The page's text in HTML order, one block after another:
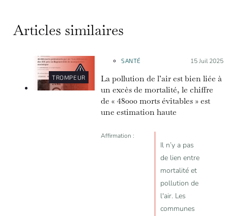
Articles similaires
TROMPEUR
SANTÉ Posté le :
15 Juil 2025
La pollution de l’air est bien liée à
un excès de mortalité, le chiffre
de « 48000 morts évitables » est
une estimation haute
Affirmation :
Il n’y a pas
de lien entre
mortalité et
pollution de
l'air. Les
communes